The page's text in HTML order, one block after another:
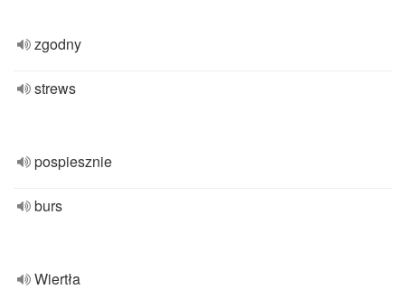
zgodny
strews
pospiesznie
burs
Wiertła